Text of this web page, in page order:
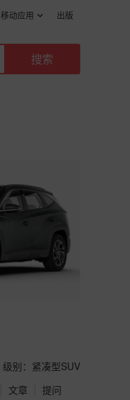
移动应用 出版
级别：紧凑型SUV
文章 提问